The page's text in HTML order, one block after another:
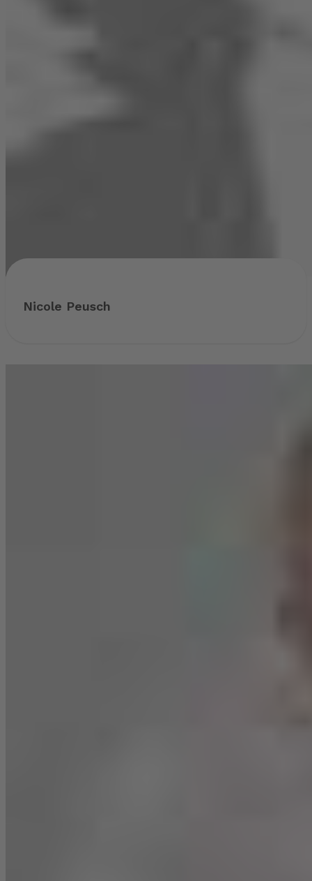
Nicole Peusch